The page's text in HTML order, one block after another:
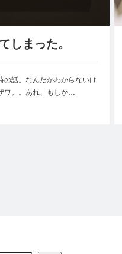
しまった。
の話。なんだかわからないけ
ワ。。あれ、もしか…